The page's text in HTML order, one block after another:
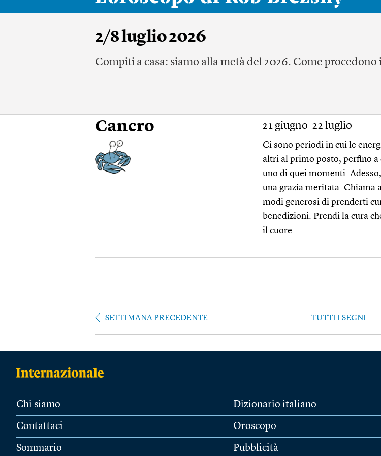
2/8 luglio 2026
Compiti a casa: siamo alla metà del 2026. Come
Cancro 21 giugno-22 luglio
Ci sono periodi in cui le
altri al primo posto, perfino
uno di quei momenti.
una grazia meritata. Chiama
modi generosi di prenderti
benedizioni. Prendi la cura
il cuore.
SETTIMANA PRECEDENTE TUTTI I SEGNI
Chi siamo
Contattaci
Sommario
Dizionario italiano
Oroscopo
Pubblicità